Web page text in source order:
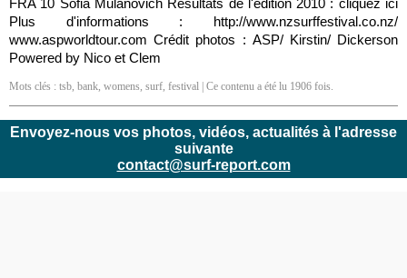
FRA 10 Sofia Mulanovich Résultats de l'édition 2010 : cliquez ici
Plus d'informations : http://www.nzsurffestival.co.nz/
www.aspworldtour.com Crédit photos : ASP/ Kirstin/ Dickerson
Powered by Nico et Clem
Mots clés : tsb, bank, womens, surf, festival | Ce contenu a été lu 1906 fois.
Envoyez-nous vos photos, vidéos, actualités à l'adresse
suivante
contact@surf-report.com